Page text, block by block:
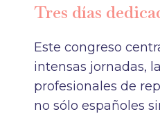
Tres días
Este congreso
intensas jornadas,
profesionales de
no sólo españoles